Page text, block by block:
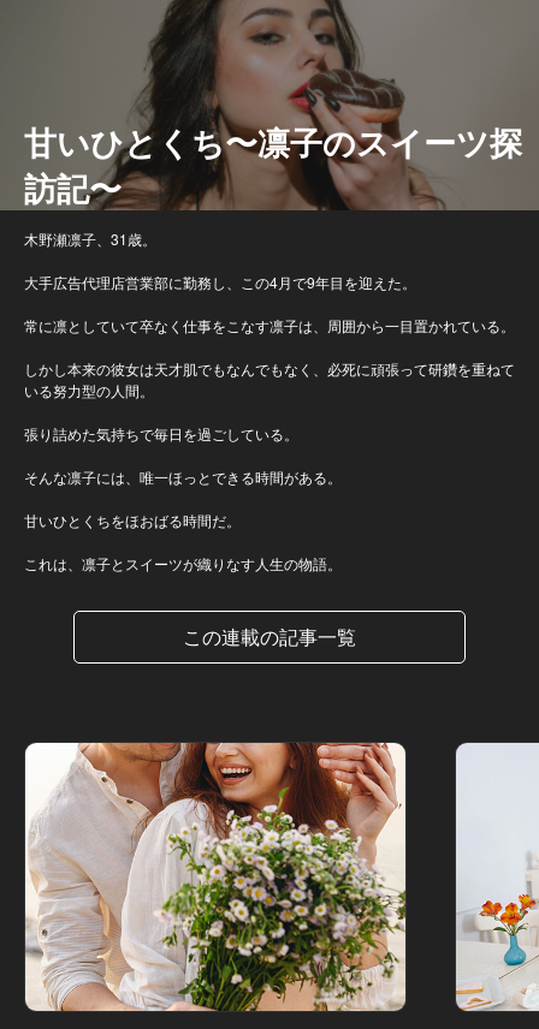
甘いひとくち〜凛子のスイーツ探
訪記〜
木野瀬凛子、31歳。
大手広告代理店営業部に勤務し、この4月で9年目を迎えた。
常に凛としていて卒なく仕事をこなす凛子は、周囲から一目置かれている。
しかし本来の彼女は天才肌でもなんでもなく、必死に頑張って研鑽を重ねて
いる努力型の人間。
張り詰めた気持ちで毎日を過ごしている。
そんな凛子には、唯一ほっとできる時間がある。
甘いひとくちをほおばる時間だ。
これは、凛子とスイーツが織りなす人生の物語。
この連載の記事一覧